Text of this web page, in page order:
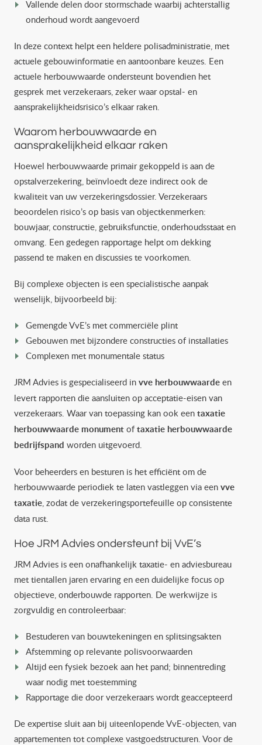
Vallende delen door stormschade waarbij achterstallig
onderhoud wordt aangevoerd
In deze context helpt een heldere polisadministratie, met
actuele gebouwinformatie en aantoonbare keuzes. Een
actuele herbouwwaarde ondersteunt bovendien het
gesprek met verzekeraars, zeker waar opstal- en
aansprakelijkheidsrisico’s elkaar raken.
Waarom herbouwwaarde en
aansprakelijkheid elkaar raken
Hoewel herbouwwaarde primair gekoppeld is aan de
opstalverzekering, beïnvloedt deze indirect ook de
kwaliteit van uw verzekeringsdossier. Verzekeraars
beoordelen risico’s op basis van objectkenmerken:
bouwjaar, constructie, gebruiksfunctie, onderhoudsstaat en
omvang. Een gedegen rapportage helpt om dekking
passend te maken en discussies te voorkomen.
Bij complexe objecten is een specialistische aanpak
wenselijk, bijvoorbeeld bij:
Gemengde VvE’s met commerciële plint
Gebouwen met bijzondere constructies of installaties
Complexen met monumentale status
JRM Advies is gespecialiseerd in vve herbouwwaarde en
levert rapporten die aansluiten op acceptatie-eisen van
verzekeraars. Waar van toepassing kan ook een taxatie
herbouwwaarde monument of taxatie herbouwwaarde
bedrijfspand worden uitgevoerd.
Voor beheerders en besturen is het efficiënt om de
herbouwwaarde periodiek te laten vastleggen via een vve
taxatie , zodat de verzekeringsportefeuille op consistente
data rust.
Hoe JRM Advies ondersteunt bij VvE’s
JRM Advies is een onafhankelijk taxatie- en adviesbureau
met tientallen jaren ervaring en een duidelijke focus op
objectieve, onderbouwde rapporten. De werkwijze is
zorgvuldig en controleerbaar:
Bestuderen van bouwtekeningen en splitsingsakten
Afstemming op relevante polisvoorwaarden
Altijd een fysiek bezoek aan het pand; binnentreding
waar nodig met toestemming
Rapportage die door verzekeraars wordt geaccepteerd
De expertise sluit aan bij uiteenlopende VvE-objecten, van
appartementen tot complexe vastgoedstructuren. Voor de